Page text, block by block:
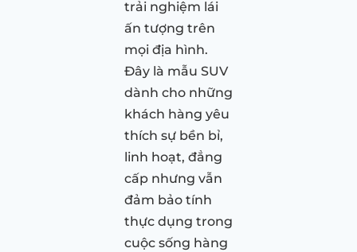
trải nghiệm lái
ấn tượng trên
mọi địa hình.
Đây là mẫu SUV
dành cho những
khách hàng yêu
thích sự bền bỉ,
linh hoạt, đẳng
cấp nhưng vẫn
đảm bảo tính
thực dụng trong
cuộc sống hàng